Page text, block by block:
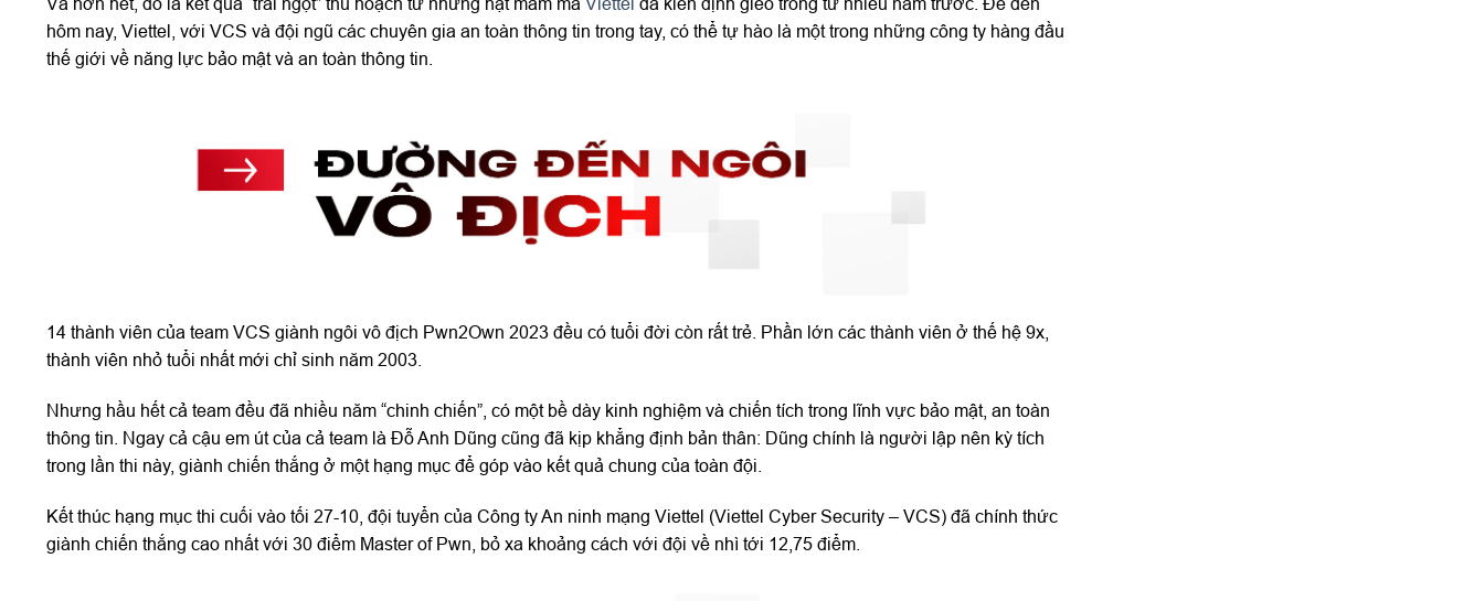
hôm nay, Viettel, với VCS và đội ngũ các chuyên gia an toàn thông tin trong tay, có thể tự hào là một trong những công ty hàng đầu
thế giới về năng lực bảo mật và an toàn thông tin.
14 thành viên của team VCS giành ngôi vô địch Pwn2Own 2023 đều có tuổi đời còn rất trẻ. Phần lớn các thành viên ở thế hệ 9x,
thành viên nhỏ tuổi nhất mới chỉ sinh năm 2003.
Nhưng hầu hết cả team đều đã nhiều năm “chinh chiến”, có một bề dày kinh nghiệm và chiến tích trong lĩnh vực bảo mật, an toàn
thông tin. Ngay cả cậu em út của cả team là Đỗ Anh Dũng cũng đã kịp khẳng định bản thân: Dũng chính là người lập nên kỳ tích
trong lần thi này, giành chiến thắng ở một hạng mục để góp vào kết quả chung của toàn đội.
Kết thúc hạng mục thi cuối vào tối 27-10, đội tuyển của Công ty An ninh mạng Viettel (Viettel Cyber Security – VCS) đã chính thức
giành chiến thắng cao nhất với 30 điểm Master of Pwn, bỏ xa khoảng cách với đội về nhì tới 12,75 điểm.